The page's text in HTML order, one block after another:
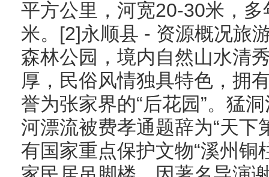
平方公里，河宽20-30米，
米。[2]永顺县 - 资源概况旅
森林公园，境内自然山水清
厚，民俗风情独具特色，拥
誉为张家界的“后花园”。猛
河漂流被费孝通题辞为“天下
有国家重点保护文物“溪州铜